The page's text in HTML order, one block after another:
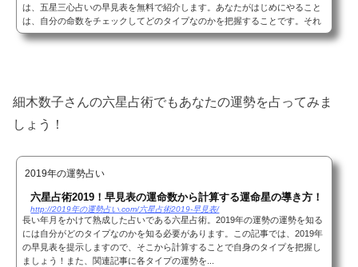
は、五星三心占いの早見表を無料で紹介します。あなたがはじめにやること
は、自分の命数をチェックしてどのタイプなのかを把握することです。それ
では、早速命数とタイプを調べていきましょう...
細木数子さんの六星占術でもあなたの運勢を占ってみま
しょう！
2019年の運勢占い
六星占術2019！早見表の運命数から計算する運命星の導き方！
http://2019年の運勢占い.com/六星占術2019-早見表/
長い年月をかけて熟成した占いである六星占術。2019年の運勢の運勢を知る
には自分がどのタイプなのかを知る必要があります。この記事では、2019年
の早見表を提示しますので、そこから計算することで自身のタイプを把握し
ましょう！また、関連記事に各タイプの運勢を...